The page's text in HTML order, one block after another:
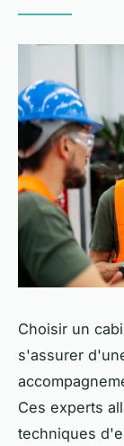
Choisir un
s'assurer
Ces experts
techniques